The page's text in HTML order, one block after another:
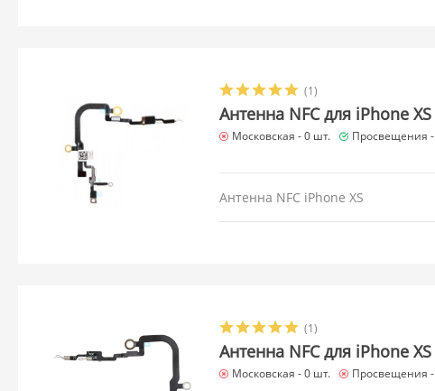
(1)
Антенна NFC для iPhone XS
Московская -0 шт. Просвещения -
Антенна NFC iPhone XS
(1)
Антенна NFC для iPhone
Московская -0 шт. Просвещения -